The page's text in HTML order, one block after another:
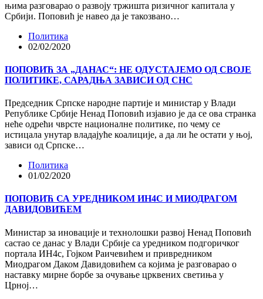
њима разговарао о развоју тржишта ризичног капитала у
Србији. Поповић је навео да је такозвано…
Политика
02/02/2020
ПОПОВИЋ ЗА „ДАНАС“: НЕ ОДУСТАЈЕМО ОД СВОЈЕ
ПОЛИТИКЕ, САРАДЊА ЗАВИСИ ОД СНС
Председник Српске народне партије и министар у Влади
Републике Србије Ненад Поповић изјавио је да се ова странка
неће одрећи чврсте националне политике, по чему се
истицала унутар владајуће коалиције, а да ли ће остати у њој,
зависи од Српске…
Политика
01/02/2020
ПОПОВИЋ СА УРЕДНИКОМ ИН4С И МИОДРАГОМ
ДАВИДОВИЋЕМ
Министар за иновације и технолошки развој Ненад Поповић
састао се данас у Влади Србије са уредником подгоричког
портала ИН4с, Гојком Раичевићем и привредником
Миодрагом Даком Давидовићем са којима је разговарао о
наставку мирне борбе за очување црквених светиња у
Црној…